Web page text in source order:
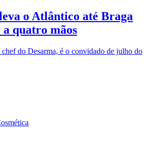
o Atlântico até Braga
quatro mãos
do Desarma, é o convidado de julho do